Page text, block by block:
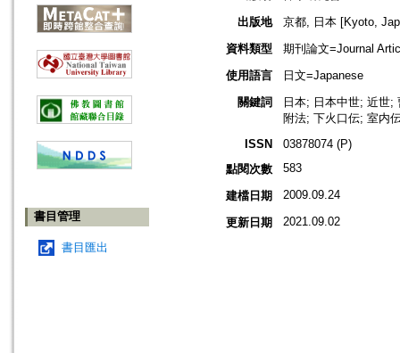
書目管理
書目匯出
出版地
京都, 日本 [Kyoto,
資料類型
期刊論文=Journal
使用語言
日文=Japanese
關鍵詞
日本; 日本中世; 近世
附法; 下火口伝; 室内
ISSN
03878074 (P)
點閱次數
583
建檔日期 2009.09.24
更新日期 2021.09.02